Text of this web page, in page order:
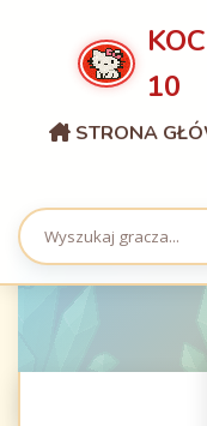
10
STRONA